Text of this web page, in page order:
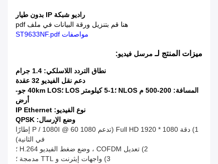
راديو شبكة IP بدون طيار
هنا قم بتنزيل ورقة البيانات في ملف pdf
مواصفات ST9633NF.pdf
ميزات المنتج لـ مرسل فيديو:
نطاق التردد اللاسلكي: 1.4 جرام
دعم نقل الفيديو 32 عقدة
المسافة: 200-500 م NLOS ؛1-5 كيلومتر LOS ؛40km LOS جو-
أرض
نوع الفيديو: IP Ethernet
وضع الإرسال: QPSK
1) دقة Full HD 1920 * 1080 (تدعم 1080 P / 1080I @ 60 إطارًا
في الثانية)
2) تعديل COFDM ، وضع ضغط الفيديو H.264 ؛
3) واجهات إيثرنت و TTL مدمجة ؛